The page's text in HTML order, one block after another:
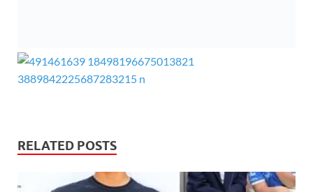
RELATED POSTS